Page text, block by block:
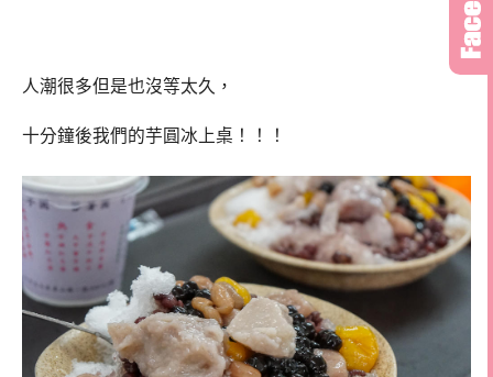
人潮很多但是也沒等太久，
十分鐘後我們的芋圓冰上桌！！！